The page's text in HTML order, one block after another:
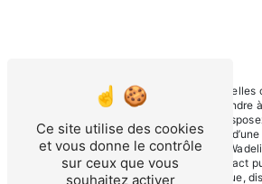
** Les données personnelles
dans le seul but de répondre
contact@sscr.fr. Vous
une réclamation auprès
Départemental, 08200
période de prise de contact
démarchage téléphonique,
Ce site utilise des cookies
et vous donne le contrôle
sur ceux que vous
souhaitez activer